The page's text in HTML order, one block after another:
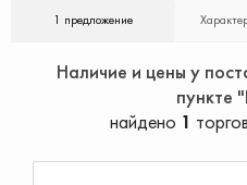
1 предложение
Наличие и цены у
пункте
найдено 1